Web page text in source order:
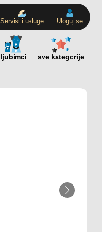
Servisi i usluge Uloguj se